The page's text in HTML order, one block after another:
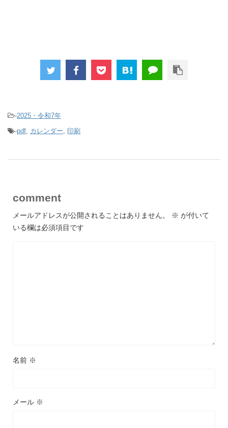
-2025・令和7年
-pdf, カレンダー, 印刷
comment
メールアドレスが公開されることはありません。 ※ が付いて
いる欄は必須項目です
名前 ※
メール ※